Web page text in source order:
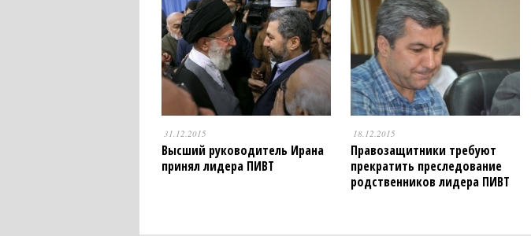
31.12.2015
Высший руководитель Ирана
принял лидера ПИВТ
18.12.2015
Правозащитники требуют
прекратить преследование
родственников лидера ПИВТ